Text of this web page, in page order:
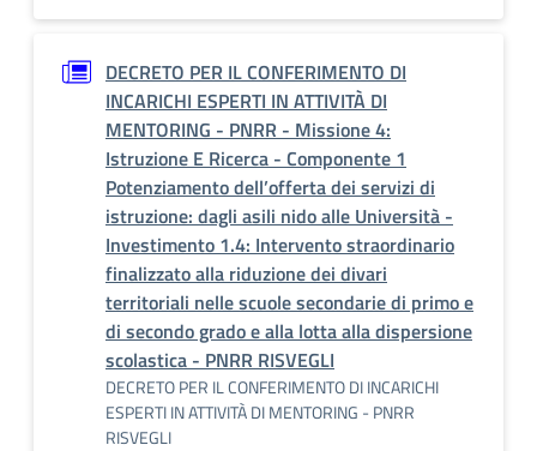
DECRETO PER IL CONFERIMENTO DI
INCARICHI ESPERTI IN ATTIVITÀ DI
MENTORING - PNRR - Missione 4:
Istruzione E Ricerca - Componente 1
Potenziamento dell’offerta dei servizi di
istruzione: dagli asili nido alle Università -
Investimento 1.4: Intervento straordinario
finalizzato alla riduzione dei divari
territoriali nelle scuole secondarie di primo e
di secondo grado e alla lotta alla dispersione
scolastica - PNRR RISVEGLI
DECRETO PER IL CONFERIMENTO DI INCARICHI
ESPERTI IN ATTIVITÀ DI MENTORING - PNRR
RISVEGLI